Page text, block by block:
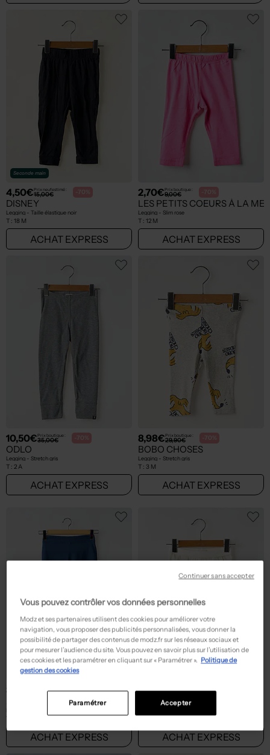
Seconde main
4,50€Prix neuf estimé :
15,00€ -70%
DISNEY
Legging - Taille élastique noir
T : 18 M
ACHAT EXPRESS
2,70€Prix boutique :
9,00€ -70%
LES PETITS COEURS À LA
Legging - Slim rose
T : 12 M
ACHAT EXPRESS
10,50€Prix boutique :
35,00€ -70%
ODLO
Legging - Stretch gris
T : 2 A
ACHAT EXPRESS
8,98€Prix boutique :
29,90€ -70%
BOBO CHOSES
Legging - Stretch gris
T : 3 M
ACHAT EXPRESS
39,00€ 129,99€ -70%
ACHAT EXPRESS
3,90€12,99€ -70%
NOPPIES
ACHAT EXPRESS
Vous pouvez contrôler vos données personnelles
Modz et ses partenaires utilisent des cookies pour améliorer votre
navigation, vous proposer des publicités personnalisées, vous donner la
possibilité de partager des contenus de modz.fr sur les réseaux sociaux et
pour mesurer l’audience du site. Vous pouvez en savoir plus sur l’utilisation de
ces cookies et les paramétrer en cliquant sur « Paramétrer ». Politique de
gestion des cookies
Accepter
Paramétrer
Continuer sans accepter